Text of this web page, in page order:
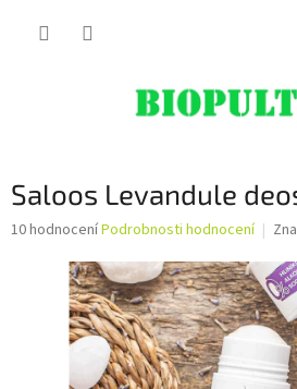
Saloos Levandule
Průměrné
produktu
10 hodnoceníPodrobnosti hodnocení